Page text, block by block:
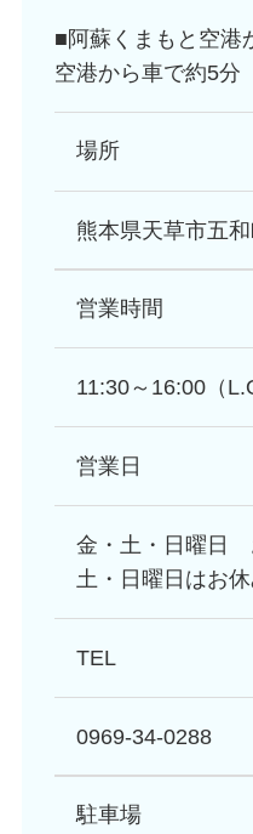
■阿蘇くまもと空港
空港から車で約5分
場所
熊本県天草市五
営業時間
11:30～16:00（
営業日
金・土・日曜日
土・日曜日はお
TEL
0969-34-0288
駐車場